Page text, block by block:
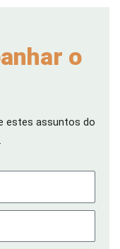
o
estes assuntos do